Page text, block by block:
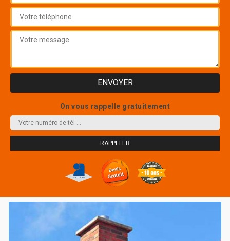
On vous rappelle gratuitement